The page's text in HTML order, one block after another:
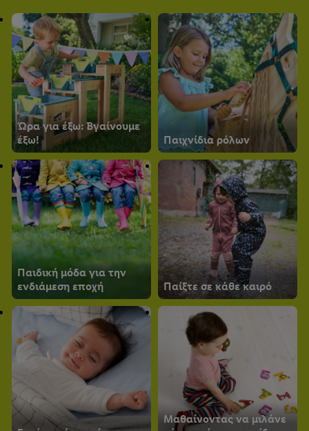
Ώρα για έξω: Βγαίνουμε
έξω!
Παιχνίδια ρόλων
Παιδική μόδα για την
ενδιάμεση εποχή
Παίξτε σε κάθε καιρό
Μαθαίνοντας να μιλάνε